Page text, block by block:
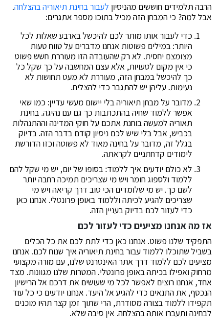
הרבה תלמידים חוששים מהניסיון לעבור בחינת תיאוריה בהצלחה.
אבל למה? כי המבחן הזה מכיל בתוכו מספר אתגרים:
כדי לעבור אותו מותר לכם להיכשל בארבע שאלות לכל
היותר: במילים פשוטות אנחנו מדברים על טווח טעות
מצומצם יחסית. לא רק שהעובדה הזו מעוררת חשש פשוט
כי אין מקום לטעויות, אלא עצם המחשבה על כך שקל כל
כך להיכשל במבחן הזה, מעוררת לא מעט תחושות לא
נעימות. עליהן יש להתגבר כדי להצליח.
מדובר על מבחן תיאוריה בלי יישום מעשי עדיין: כמו שאי
אפשר ללמוד שחיה בהתכתבות כך גם עם נהיגה. בחינת
תאוריה למעשה בוחנת אתכם על חוקי המדינה וההתנהלות
בכביש, אבל בלי שיש לכם ניסיון קודם בדבר הזה. בדיוק
בגלל זה, מדובר על בחינה מאוד לא פשוטה וכזו הדורשת
לימודים קדחתניים לקראתה.
לא כולם יודעים איך ללמוד: בסופו של יום, יש מי שקל להם
ללמוד ולספוג חומר ויש מי שצריכים תמיכה רחבה יותר
לשם כך. יש מי שלומדים הכי טוב דרך קריאה ויש מי
שצריכים להגיע לכיתה וללמוד באופן פרונטלי. אנחנו כאן
כדי לעזור לכם בדיוק בעניין הזה.
אז מה אנחנו מציעים כדי לעזור לכם
התפקיד שלנו פשוט. אנחנו כאן כדי לתת לכם את כל הכלים
בשביל שתוכלו ללמוד עבור בחינת תיאוריה איך שנוח לכם. אנחנו
מציעים לכם ללמוד דרך אתר האינטרנט שלנו, עם מורה מקצועי
מרחוק ואפילו בכיתה באופן פרונטלי. המטרות שלנו מגוונות. מצד
אחד, אנחנו רוצים לאפשר לכל מי שעושים את דרכם אל הרישיון
הנכסף, את התנאים כדי להגיע אל היעד. אנחנו יודעים כי כל עוד
תקפידו ללמוד בצורה מסודרת, הרי שתוך זמן קצר תהיו מוכנים
לבחינה ותעברו אותה בהצלחה. אין סיבה שלא.